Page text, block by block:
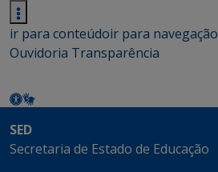
ir para conteúdoir para navegação
Ouvidoria Transparência
SED
Secretaria de Estado de Educação